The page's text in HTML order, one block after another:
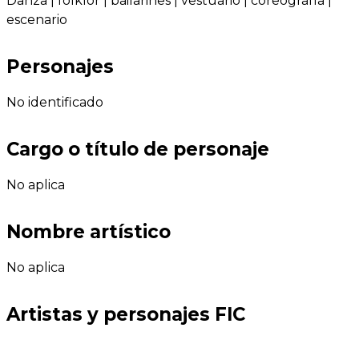
escenario
Personajes
No identificado
Cargo o título de personaje
No aplica
Nombre artístico
No aplica
Artistas y personajes FIC